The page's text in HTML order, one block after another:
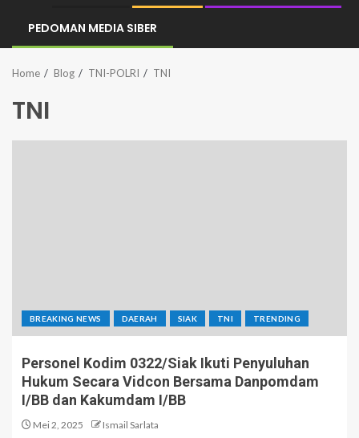
PEDOMAN MEDIA SIBER
Home Blog TNI-POLRI TNI
TNI
BREAKING NEWS DAERAH SIAK TNI TRENDING
Personel Kodim 0322/Siak Ikuti Penyuluhan
Hukum Secara Vidcon Bersama Danpomdam
I/BB dan Kakumdam I/BB
Mei 2, 2025 Ismail Sarlata